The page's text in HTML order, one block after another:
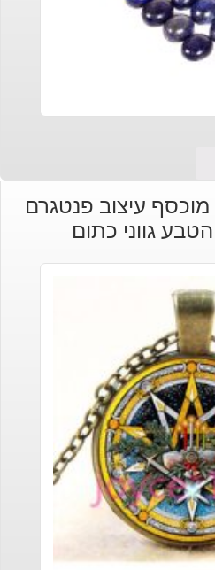
מוכסף עיצוב פנטגרם
גווני כתום